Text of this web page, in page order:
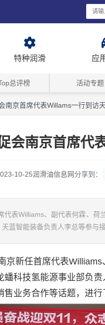
特种润滑 应
总评榜 活动专题
南京首席代表Willams一行到访
会南京首席
10-25润滑油信息网分享到：
表Williams、副代表何霖、
蓝智能装备负责人李总等参与
新任首席代表Williams
科技氢能源事业部负
业务合作等话题，进行